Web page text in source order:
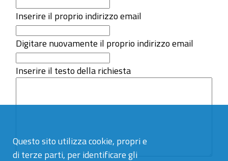
Questo sito utilizza cookie, propri e
di terze parti, per identificare gli
Inserire il proprio indirizzo email
Digitare nuovamente il proprio indirizzo email
Inserire il testo della richiesta